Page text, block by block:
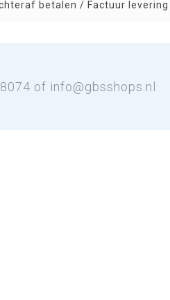
betalen / Factuur levering
of info@gbsshops.nl